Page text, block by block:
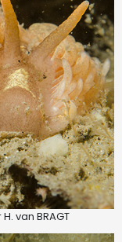
van BRAGT